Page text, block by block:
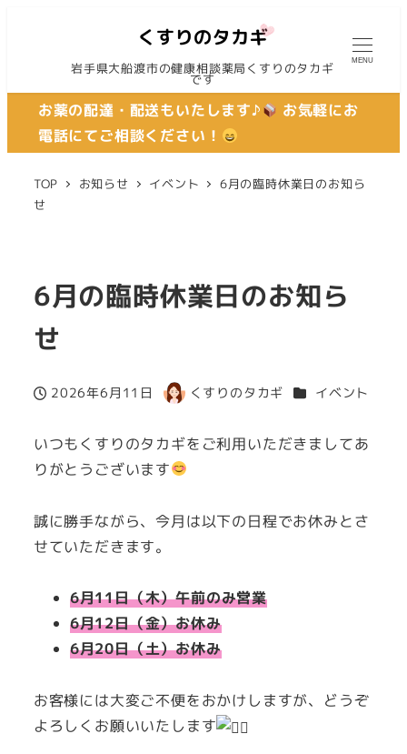
岩手県大船渡市の健康相談薬局くすりのタカギ
です
MENU
お薬の配達・配送もいたします♪
お気軽にお
電話にてご相談ください！
TOP お知らせ イベント
6月の臨時休業日のお知ら
せ
6月の臨時休業日のお知ら
せ
投稿日
2026年6月11日
著
くすりのタカギ カテゴリー
イベント
いつもくすりのタカギをご利用いただきましてあ
りがとうございます
誠に勝手ながら、今月は以下の日程でお休みとさ
せていただきます。
6月11日（木）午前のみ営業
6月12日（金）お休み
6月20日（土）お休み
お客様には大変ご不便をおかけしますが、どうぞ
よろしくお願いいたします